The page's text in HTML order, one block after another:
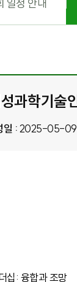
일정 안내
과학기술
일 :2025-05-09
십: 융합과 조망